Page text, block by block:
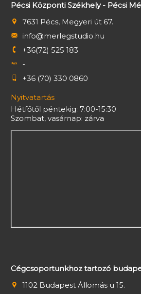
Pécsi Központi Székhely - Pécsi
7631 Pécs, Megyeri út 67.
info@merlegstudio.hu
+36(72) 525 183
-
+36 (70) 330 0860
Nyitvatartás
Hétfőtől péntekig: 7:00-15:30
Szombat, vasárnap: zárva
Cégcsoportunkhoz tartozó
1102 Budapest Állomás u 15.